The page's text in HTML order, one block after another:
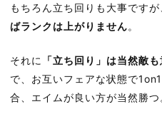
もちろん立ち回りも大事ですが
ばランクは上がりません。
それに 「立ち回り」は当然敵
で、お互いフェアな状態で
合、エイムが良い方が当然勝つ